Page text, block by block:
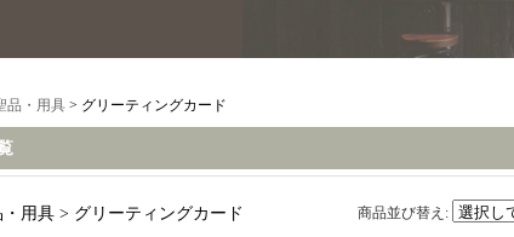
品・用具 > グリーティングカード
・用具 > グリーティングカード 商品並び替え :